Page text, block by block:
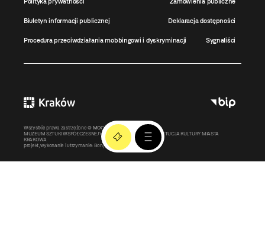
Biuletyn informacji publicznej Deklaracja dostępności
Procedura przeciwdziałania mobbingowi i dyskryminacji Sygnaliści
Wszystkie prawa zastrzeżone © MOCAK2011-2026
MUZEUM SZTUKI WSPÓŁCZESNEJ W KRAKOWIE MOCAK – INSTYTUCJA KULTURY MIASTA
KRAKOWA
projekt, wykonanie i utrzymanie: Bonjour.pl